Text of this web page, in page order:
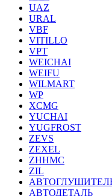
UAZ
URAL
VBF
VITILLO
VPT
WEICHAI
WEIFU
WILMART
WP
XCMG
YUCHAI
YUGFROST
ZEVS
ZEXEL
ZHHMC
ZIL
АВТОДЕТАЛЬ